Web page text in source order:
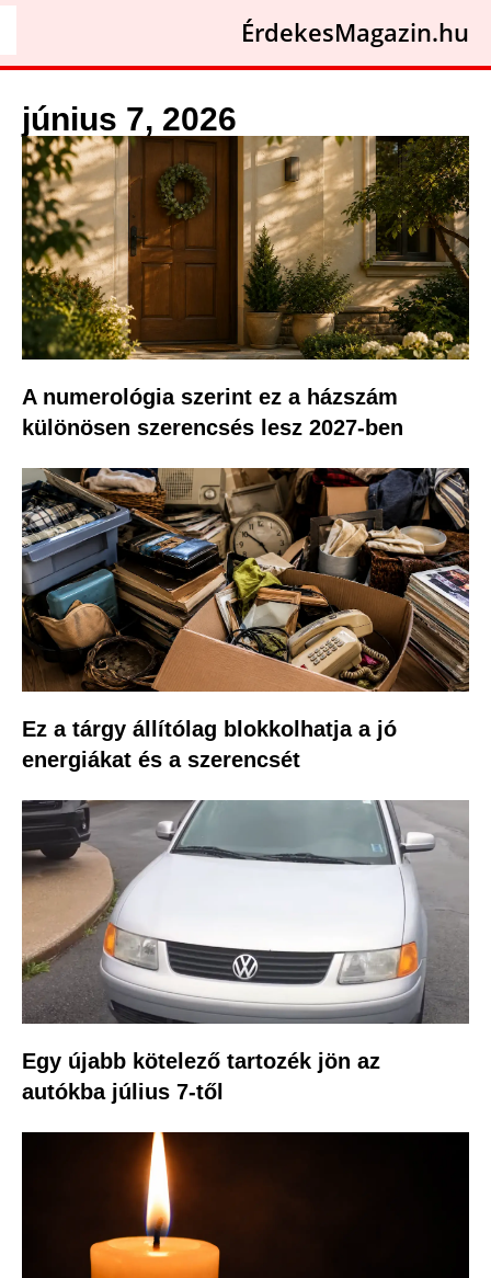
ÉrdekesMagazin.hu
június 7, 2026
A numerológia szerint ez a házszám
különösen szerencsés lesz 2027-ben
Ez a tárgy állítólag blokkolhatja a jó
energiákat és a szerencsét
Egy újabb kötelező tartozék jön az
autókba július 7-től